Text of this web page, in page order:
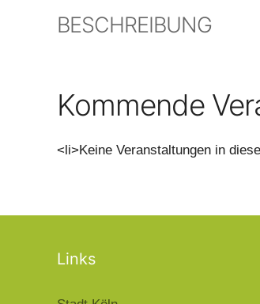
BESCHREIBUNG
Kommende
<li>Keine Veranstaltungen in
Links